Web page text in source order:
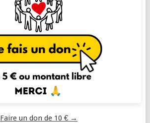
Faire un don de 10 € →